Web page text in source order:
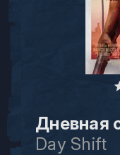
Дневная
Day Shift